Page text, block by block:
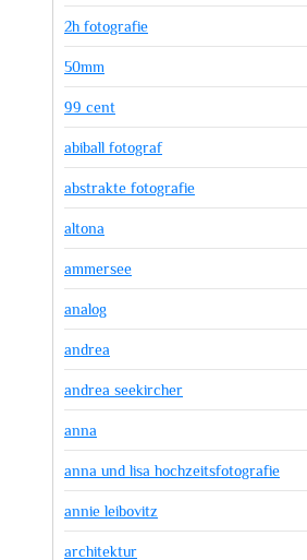
2h fotografie
50mm
99 cent
abiball fotograf
abstrakte fotografie
altona
ammersee
analog
andrea
andrea seekircher
anna
anna und lisa hochzeitsfotografie
annie leibovitz
architektur